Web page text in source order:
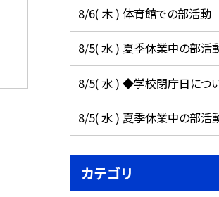
8/6( 木 ) 体育館での部活動
8/5( 水 ) 夏季休業中の部
8/5( 水 ) ◆学校閉庁日につ
8/5( 水 ) 夏季休業中の部活
カテゴリ